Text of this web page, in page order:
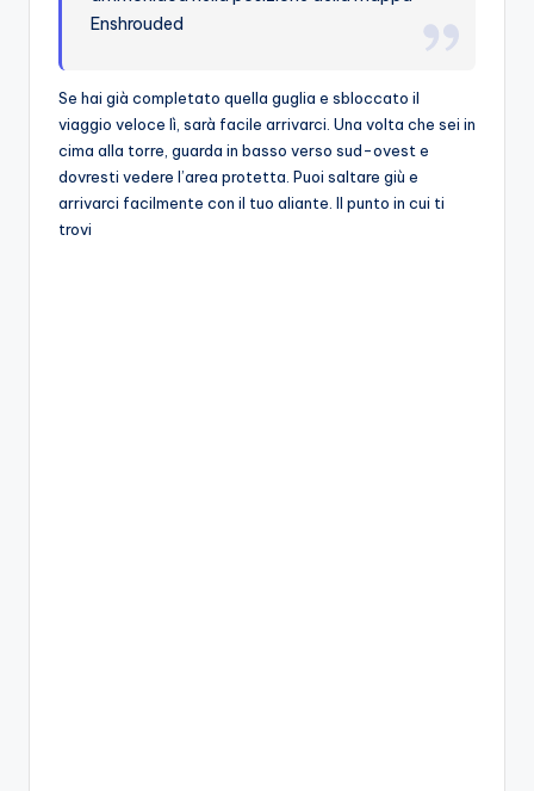
Se hai già completato quella guglia e sbloccato il
viaggio veloce lì, sarà facile arrivarci. Una volta che sei in
cima alla torre, guarda in basso verso sud-ovest e
dovresti vedere l’area protetta. Puoi saltare giù e
arrivarci facilmente con il tuo aliante. Il punto in cui ti
trovi